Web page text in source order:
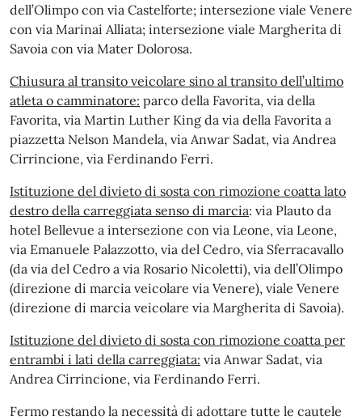
dell’Olimpo con via Castelforte; intersezione viale Venere
con via Marinai Alliata; intersezione viale Margherita di
Savoia con via Mater Dolorosa.
Chiusura al transito veicolare sino al transito dell’ultimo
atleta o camminatore: parco della Favorita, via della
Favorita, via Martin Luther King da via della Favorita a
piazzetta Nelson Mandela, via Anwar Sadat, via Andrea
Cirrincione, via Ferdinando Ferri.
Istituzione del divieto di sosta con rimozione coatta lato
destro della carreggiata senso di marcia: via Plauto da
hotel Bellevue a intersezione con via Leone, via Leone,
via Emanuele Palazzotto, via del Cedro, via Sferracavallo
(da via del Cedro a via Rosario Nicoletti), via dell’Olimpo
(direzione di marcia veicolare via Venere), viale Venere
(direzione di marcia veicolare via Margherita di Savoia).
Istituzione del divieto di sosta con rimozione coatta per
entrambi i lati della carreggiata: via Anwar Sadat, via
Andrea Cirrincione, via Ferdinando Ferri.
Fermo restando la necessità di adottare tutte le cautele